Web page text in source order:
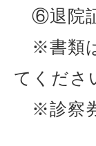
⑥退院証
※書類は
てくださ
※診察